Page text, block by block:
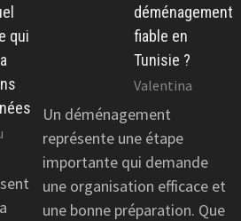
qui
déménagement
fiable en
Tunisie ?
Valentina
Un déménagement
représente une étape
importante qui demande
une organisation efficace et
une bonne préparation. Que